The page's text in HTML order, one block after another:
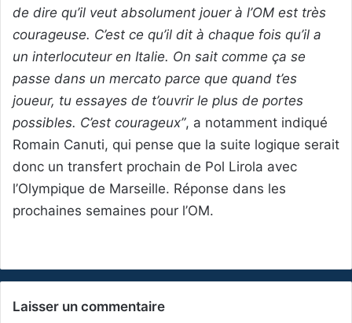
de dire qu’il veut absolument jouer à l’OM est très
courageuse. C’est ce qu’il dit à chaque fois qu’il a
un interlocuteur en Italie. On sait comme ça se
passe dans un mercato parce que quand t’es
joueur, tu essayes de t’ouvrir le plus de portes
possibles. C’est courageux”, a notamment indiqué
Romain Canuti, qui pense que la suite logique serait
donc un transfert prochain de Pol Lirola avec
l’Olympique de Marseille. Réponse dans les
prochaines semaines pour l’OM.
Laisser un commentaire